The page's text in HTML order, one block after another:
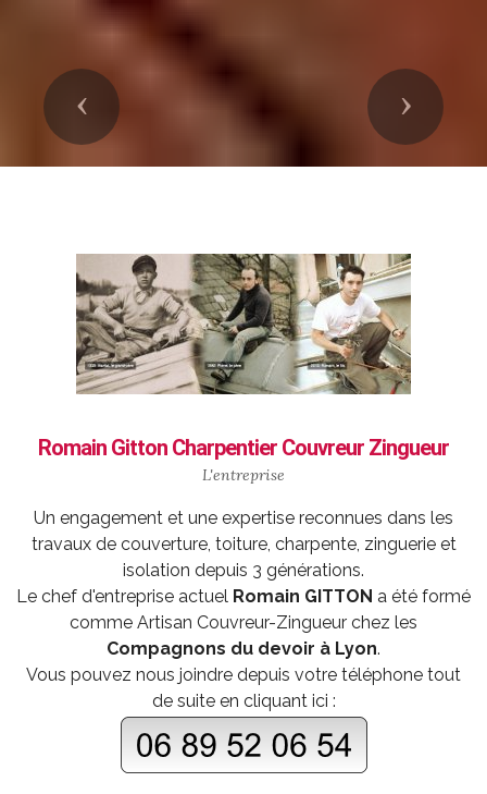
Précedent Suivant
Romain Gitton Charpentier Couvreur Zingueur
L'entreprise
Un engagement et une expertise reconnues dans les
travaux de couverture, toiture, charpente, zinguerie et
isolation depuis 3 générations.
Le chef d'entreprise actuel Romain GITTON a été formé
comme Artisan Couvreur-Zingueur chez les
Compagnons du devoir à Lyon.
Vous pouvez nous joindre depuis votre téléphone tout
de suite en cliquant ici :